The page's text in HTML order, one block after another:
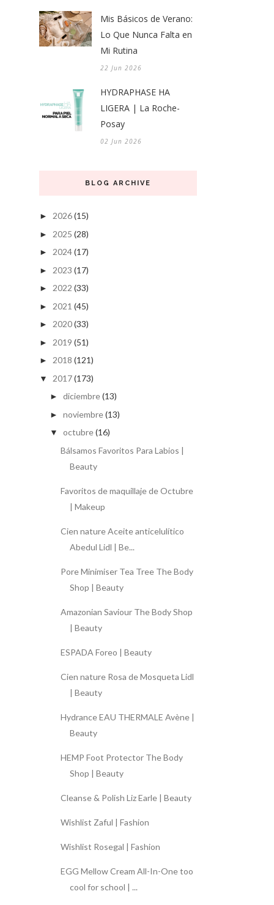
Mis Básicos de Verano:
Lo Que Nunca Falta en
Mi Rutina
22 Jun 2026
HYDRAPHASE HA
LIGERA | La Roche-
Posay
02 Jun 2026
BLOG ARCHIVE
► 2026(15)
► 2025 (28)
► 2024(17)
► 2023 (17)
► 2022 (33)
► 2021 (45)
► 2020(33)
► 2019 (51)
► 2018 (121)
▼ 2017(173)
► diciembre(13)
► noviembre(13)
▼ octubre(16)
Bálsamos Favoritos Para Labios |
Beauty
Favoritos de maquillaje de Octubre
| Makeup
Cien nature Aceite anticelulítico
Abedul Lidl | Be...
Pore Minimiser Tea Tree The Body
Shop | Beauty
Amazonian Saviour The Body Shop
| Beauty
ESPADA Foreo | Beauty
Cien nature Rosa de Mosqueta Lidl
| Beauty
Hydrance EAU THERMALE Avène |
Beauty
HEMP Foot Protector The Body
Shop | Beauty
Cleanse & Polish Liz Earle | Beauty
Wishlist Zaful | Fashion
Wishlist Rosegal | Fashion
EGG Mellow Cream All-In-One too
cool for school | ...